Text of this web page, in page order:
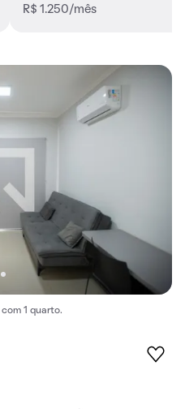
R$ 1.250/mês
1 quarto.